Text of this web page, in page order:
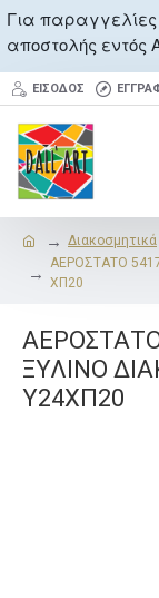
Για
αποστολής εντός
ΕΊΣΟΔΟΣ
Διακοσμητικά
ΑΕΡΟΣΤΑΤΟ
ΧΠ20
ΞΥΛΙΝΟ
Υ24ΧΠ20